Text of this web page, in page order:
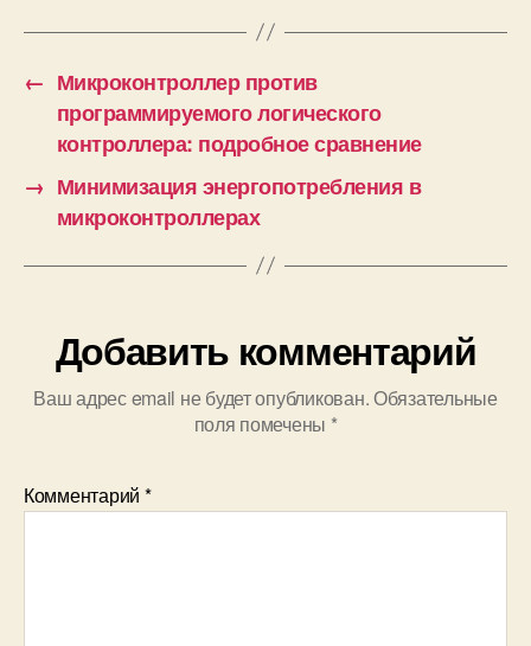
к
← Микроконтроллер против
программируемого логического
контроллера: подробное сравнение
→ Минимизация энергопотребления в
микроконтроллерах
Добавить комментарий
Ваш адрес email не будет опубликован.Обязательные
поля помечены *
Комментарий *